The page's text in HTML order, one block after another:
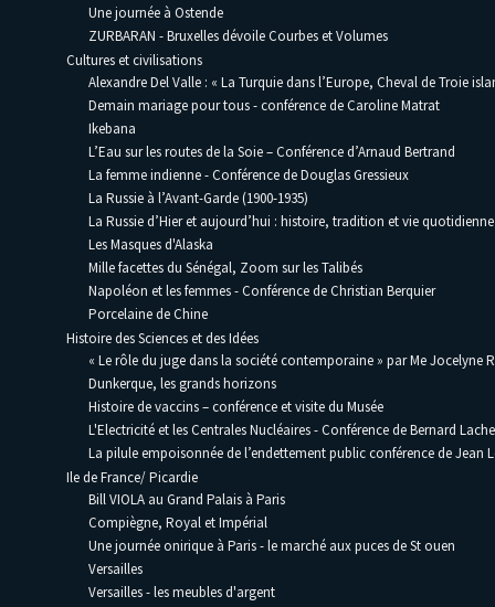
Une journée à Ostende
ZURBARAN - Bruxelles dévoile Courbes et Volumes
Cultures et civilisations
Alexandre Del Valle : « La Turquie dans l’Europe, Cheval de Troie
Demain mariage pour tous - conférence de Caroline Matrat
Ikebana
L’Eau sur les routes de la Soie – Conférence d’Arnaud Bertrand
La femme indienne - Conférence de Douglas Gressieux
La Russie à l’Avant-Garde (1900-1935)
La Russie d’Hier et aujourd’hui : histoire, tradition et vie quotidienne
Les Masques d'Alaska
Mille facettes du Sénégal, Zoom sur les Talibés
Napoléon et les femmes - Conférence de Christian Berquier
Porcelaine de Chine
Histoire des Sciences et des Idées
« Le rôle du juge dans la société contemporaine » par Me Jocelyne
Dunkerque, les grands horizons
Histoire de vaccins – conférence et visite du Musée
L'Electricité et les Centrales Nucléaires - Conférence de Bernard
La pilule empoisonnée de l’endettement public conférence de Jean
Ile de France/ Picardie
Bill VIOLA au Grand Palais à Paris
Compiègne, Royal et Impérial
Une journée onirique à Paris - le marché aux puces de St ouen
Versailles
Versailles - les meubles d'argent